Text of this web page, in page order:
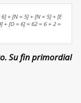
+ [N = 5] + [N = 5] + [E
+ [O = 6] = 62 = 6 + 2 =
Su fin primordial